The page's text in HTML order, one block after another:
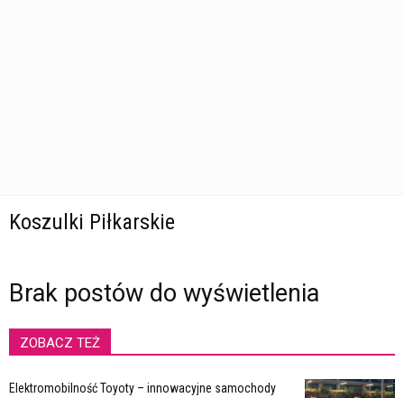
Koszulki Piłkarskie
Brak postów do wyświetlenia
ZOBACZ TEŻ
Elektromobilność Toyoty – innowacyjne samochody